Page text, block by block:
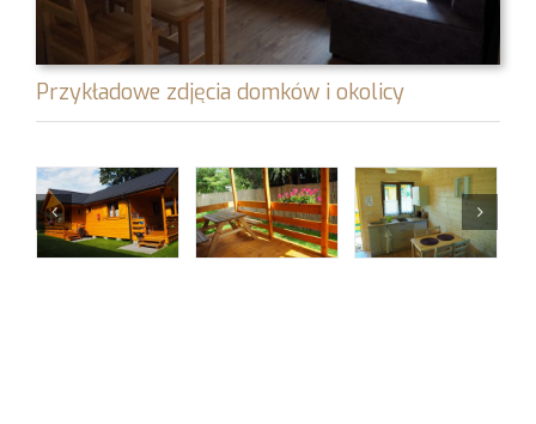
Przykładowe zdjęcia domków i okolicy